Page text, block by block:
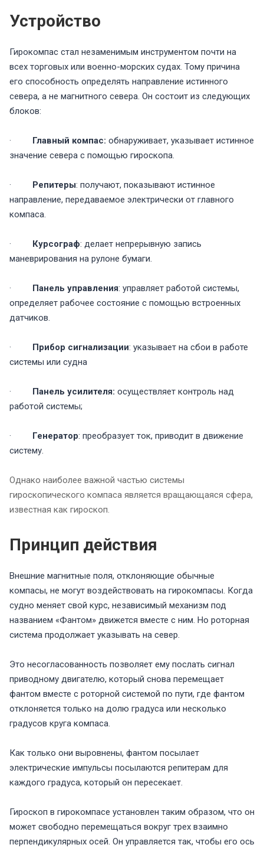
Устройство
Гирокомпас стал незаменимым инструментом почти на
всех торговых или военно-морских судах. Тому причина
его способность определять направление истинного
севера, а не магнитного севера. Он состоит из следующих
блоков:
· Главный компас: обнаруживает, указывает истинное
значение севера с помощью гироскопа.
· Репитеры: получают, показывают истинное
направление, передаваемое электрически от главного
компаса.
· Курсограф: делает непрерывную запись
маневрирования на рулоне бумаги.
· Панель управления: управляет работой системы,
определяет рабочее состояние с помощью встроенных
датчиков.
· Прибор сигнализации: указывает на сбои в работе
системы или судна
· Панель усилителя: осуществляет контроль над
работой системы;
· Генератор: преобразует ток, приводит в движение
систему.
Однако наиболее важной частью системы
гироскопического компаса является вращающаяся сфера,
известная как гироскоп.
Принцип действия
Внешние магнитные поля, отклоняющие обычные
компасы, не могут воздействовать на гирокомпасы. Когда
судно меняет свой курс, независимый механизм под
названием «Фантом» движется вместе с ним. Но роторная
система продолжает указывать на север.
Это несогласованность позволяет ему послать сигнал
приводному двигателю, который снова перемещает
фантом вместе с роторной системой по пути, где фантом
отклоняется только на долю градуса или несколько
градусов круга компаса.
Как только они выровнены, фантом посылает
электрические импульсы посылаются репитерам для
каждого градуса, который он пересекает.
Гироскоп в гирокомпасе установлен таким образом, что он
может свободно перемещаться вокруг трех взаимно
перпендикулярных осей. Он управляется так, чтобы его ось